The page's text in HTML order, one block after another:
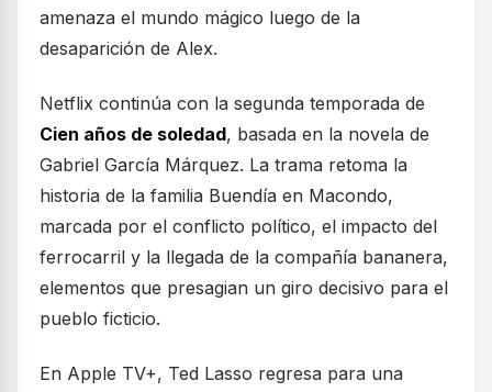
amenaza el mundo mágico luego de la
desaparición de Alex.
Netflix continúa con la segunda temporada de
Cien años de soledad, basada en la novela de
Gabriel García Márquez. La trama retoma la
historia de la familia Buendía en Macondo,
marcada por el conflicto político, el impacto del
ferrocarril y la llegada de la compañía bananera,
elementos que presagian un giro decisivo para el
pueblo ficticio.
En Apple TV+, Ted Lasso regresa para una